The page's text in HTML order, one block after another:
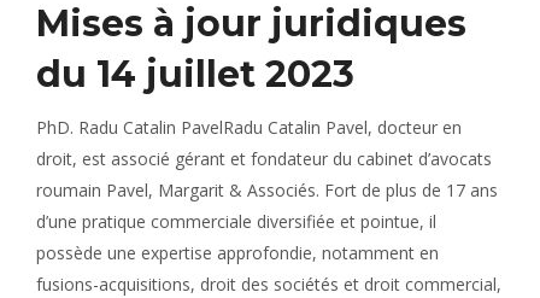
Mises à jour juridiques
du 14 juillet 2023
PhD. Radu Catalin PavelRadu Catalin Pavel, docteur en
droit, est associé gérant et fondateur du cabinet d’avocats
roumain Pavel, Margarit & Associés. Fort de plus de 17 ans
d’une pratique commerciale diversifiée et pointue, il
possède une expertise approfondie, notamment en
fusions-acquisitions, droit des sociétés et droit commercial,